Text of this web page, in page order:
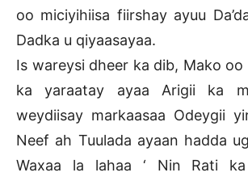
oo miciyihiisa fiirshay ayuu
Dadka u qiyaasayaa.
Is wareysi dheer ka dib, Mako oo
ka yaraatay ayaa Arigii ka
weydiisay markaasaa Odeygii
Neef ah Tuulada ayaan hadda
Waxaa la lahaa ‘ Nin Rati